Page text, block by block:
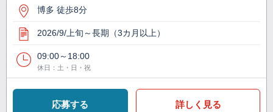
博多 徒歩8分
2026/9/上旬～長期（3カ月以上）
09:00～18:00
休日：土・日・祝
応募する 詳しく見る